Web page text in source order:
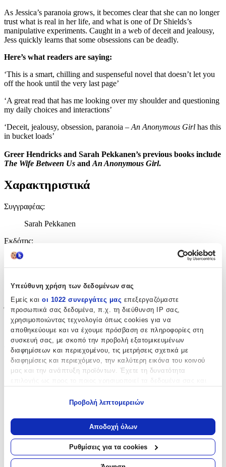
Υπεύθυνη χρήση των δεδομένων σας
Εμείς και οι 1022 συνεργάτες μας επεξεργαζόμαστε
προσωπικά σας δεδομένα, π.χ. τη διεύθυνση IP σας,
χρησιμοποιώντας τεχνολογία όπως cookies για να
αποθηκεύουμε και να έχουμε πρόσβαση σε πληροφορίες στη
συσκευή σας, με σκοπό την προβολή εξατομικευμένων
διαφημίσεων και περιεχομένου, τις μετρήσεις σχετικά με
διαφημίσεις και περιεχόμενο, την καλύτερη εικόνα του κοινού
μας και την ανάπτυξη προϊόντων. Έχετε τη δυνατότητα
Να συλλέξουμε πληροφορίες σχετικά με τη γεωγραφική
σας τοποθεσία, οι οποίες μπορεί να είναι ακριβείς σε
απόσταση μερικών μέτρων
Να αναγνωρίσουμε τη συσκευή σας σαρώνοντας ενεργά
για συγκεκριμένα χαρακτηριστικά (δακτυλικό αποτύπωμα)
Προβολή λεπτομερειών
Αποδοχή όλων
Ρυθμίσεις για τα cookies
As Jessica’s paranoia grows, it becomes clear that she can no longer
trust what is real in her life, and what is one of Dr Shields’s
manipulative experiments. Caught in a web of deceit and jealousy,
Jess quickly learns that some obsessions can be deadly.
Here’s what readers are saying:
‘This is a smart, chilling and suspenseful novel that doesn’t let you
off the hook until the very last page’
‘A great read that has me looking over my shoulder and questioning
my daily choices and interactions’
‘Deceit, jealousy, obsession, paranoia – An Anonymous Girl has this
in bucket loads’
Greer Hendricks and Sarah Pekkanen’s previous books include
The Wife Between Us and An Anonymous Girl.
Χαρακτηριστικά
Συγγραφέας:
Sarah Pekkanen
Εκδότης:
27/08/2019
Έτος Έκδοσης:
2019
Αριθμός Σελίδων:
464
Χαρτί Εξωφύλλου
Paperback / softback
Γλώσσα: